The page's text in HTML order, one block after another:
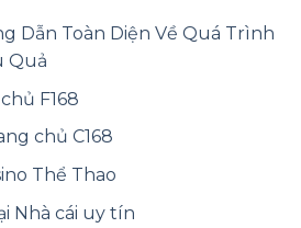
Dẫn Toàn Diện Về Quá Trình
Quả
F168
chủ C168
Thể Thao
Nhà cái uy tín